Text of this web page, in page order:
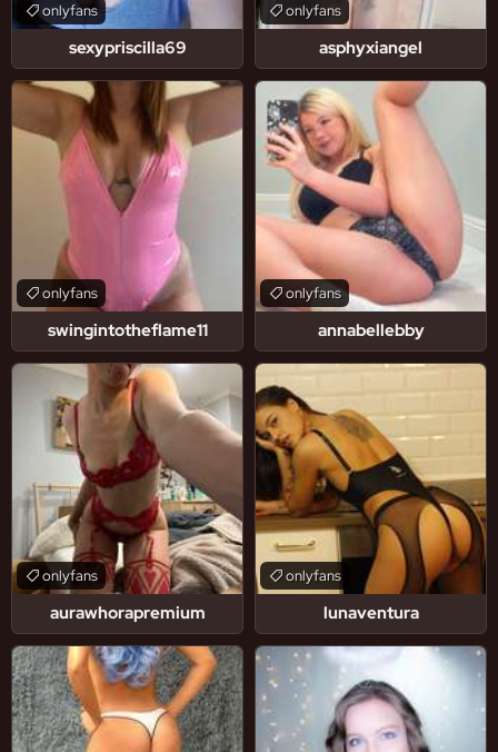
sexypriscilla69
onlyfans
asphyxiangel
onlyfans
swingintotheflame11
onlyfans
annabellebby
onlyfans
aurawhorapremium
onlyfans
lunaventura
onlyfans